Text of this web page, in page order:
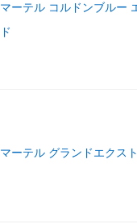
マーテル コルドンブルー
ド
マーテル グランドエクス